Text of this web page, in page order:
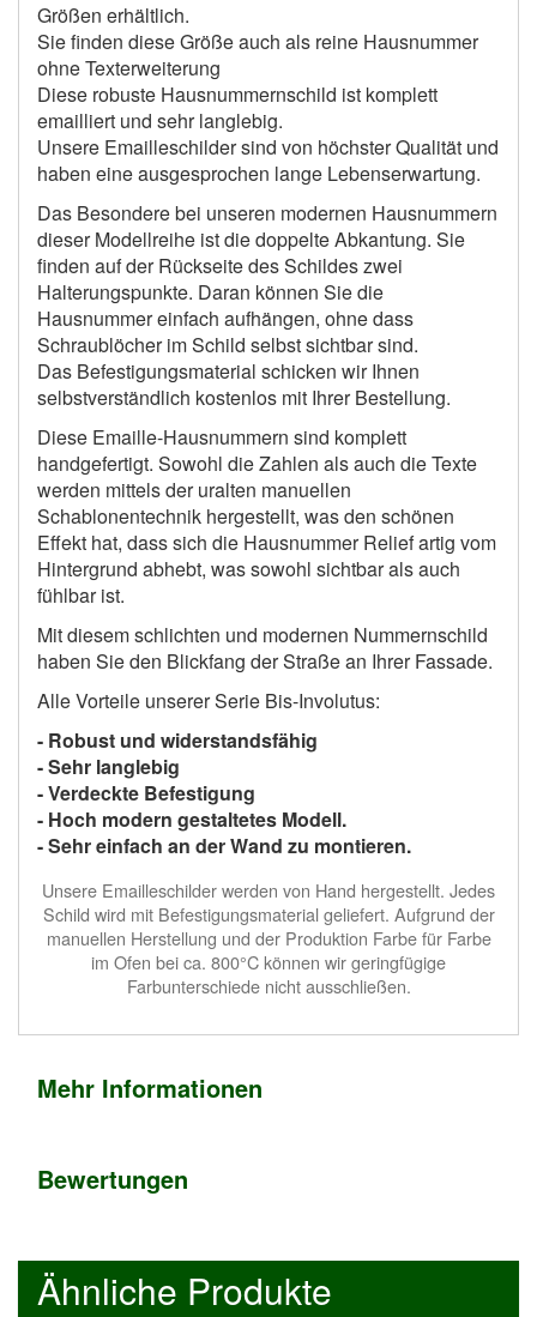
Größen erhältlich.
Sie finden diese Größe auch als reine Hausnummer
ohne Texterweiterung
Diese robuste Hausnummernschild ist komplett
emailliert und sehr langlebig.
Unsere Emailleschilder sind von höchster Qualität und
haben eine ausgesprochen lange Lebenserwartung.
Das Besondere bei unseren modernen Hausnummern
dieser Modellreihe ist die doppelte Abkantung. Sie
finden auf der Rückseite des Schildes zwei
Halterungspunkte. Daran können Sie die
Hausnummer einfach aufhängen, ohne dass
Schraublöcher im Schild selbst sichtbar sind.
Das Befestigungsmaterial schicken wir Ihnen
selbstverständlich kostenlos mit Ihrer Bestellung.
Diese Emaille-Hausnummern sind komplett
handgefertigt. Sowohl die Zahlen als auch die Texte
werden mittels der uralten manuellen
Schablonentechnik hergestellt, was den schönen
Effekt hat, dass sich die Hausnummer Relief artig vom
Hintergrund abhebt, was sowohl sichtbar als auch
fühlbar ist.
Mit diesem schlichten und modernen Nummernschild
haben Sie den Blickfang der Straße an Ihrer Fassade.
Alle Vorteile unserer Serie Bis-Involutus:
- Robust und widerstandsfähig
- Sehr langlebig
- Verdeckte Befestigung
- Hoch modern gestaltetes Modell.
- Sehr einfach an der Wand zu montieren.
Unsere Emailleschilder werden von Hand hergestellt. Jedes
Schild wird mit Befestigungsmaterial geliefert. Aufgrund der
manuellen Herstellung und der Produktion Farbe für Farbe
im Ofen bei ca. 800°C können wir geringfügige
Farbunterschiede nicht ausschließen.
Mehr Informationen
Bewertungen
Ähnliche Produkte